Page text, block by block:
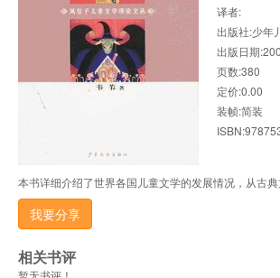
译者:
出版社:少年
出版日期
页数:380
定价:0.00
装帧:简装
本书详细介绍了世界各国儿童文学的发展情况，从古
我要分享
相关书评
暂无书评！